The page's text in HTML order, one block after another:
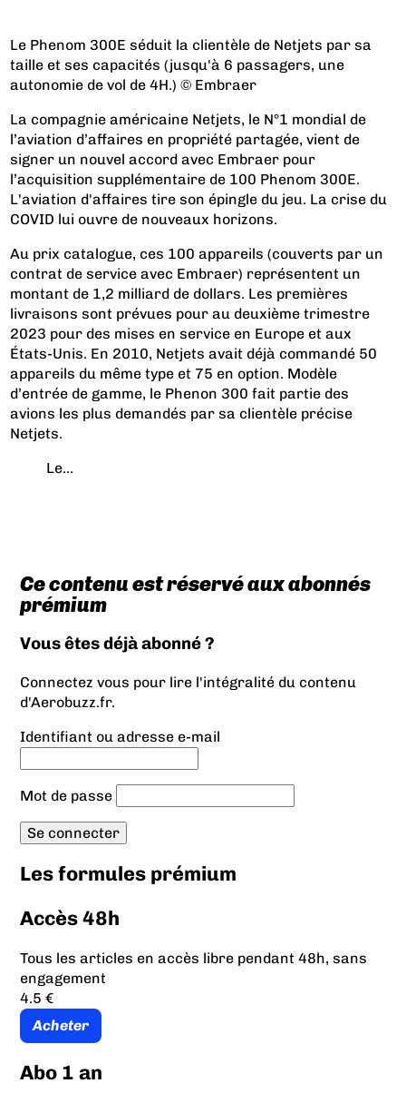
Le Phenom 300E séduit la clientèle de Netjets par sa
taille et ses capacités (jusqu'à 6 passagers, une
autonomie de vol de 4H.) © Embraer
La compagnie américaine Netjets, le N°1 mondial de
l’aviation d’affaires en propriété partagée, vient de
signer un nouvel accord avec Embraer pour
l’acquisition supplémentaire de 100 Phenom 300E.
L'aviation d'affaires tire son épingle du jeu. La crise du
COVID lui ouvre de nouveaux horizons.
Au prix catalogue, ces 100 appareils (couverts par un
contrat de service avec Embraer) représentent un
montant de 1,2 milliard de dollars. Les premières
livraisons sont prévues pour au deuxième trimestre
2023 pour des mises en service en Europe et aux
États-Unis. En 2010, Netjets avait déjà commandé 50
appareils du même type et 75 en option. Modèle
d’entrée de gamme, le Phenon 300 fait partie des
avions les plus demandés par sa clientèle précise
Netjets.
Le...
Ce contenu est réservé aux abonnés
prémium
Vous êtes déjà abonné ?
Connectez vous pour lire l'intégralité du contenu
d'Aerobuzz.fr.
Identifiant ou adresse e-mail
Mot de passe
Les formules prémium
Accès 48h
Tous les articles en accès libre pendant 48h, sans
engagement
4.5 €
Acheter
Abo 1 an